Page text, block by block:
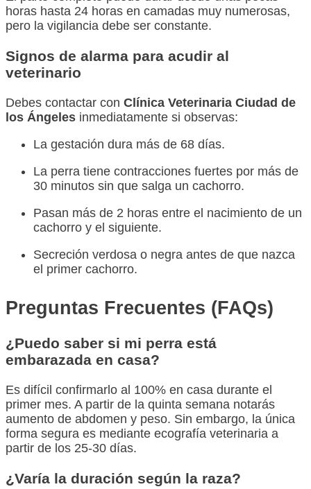
horas hasta 24 horas en camadas muy numerosas,
pero la vigilancia debe ser constante.
Signos de alarma para acudir al
veterinario
Debes contactar con Clínica Veterinaria Ciudad de
los Ángeles inmediatamente si observas:
La gestación dura más de 68 días.
La perra tiene contracciones fuertes por más de
30 minutos sin que salga un cachorro.
Pasan más de 2 horas entre el nacimiento de un
cachorro y el siguiente.
Secreción verdosa o negra antes de que nazca
el primer cachorro.
Preguntas Frecuentes (FAQs)
¿Puedo saber si mi perra está
embarazada en casa?
Es difícil confirmarlo al 100% en casa durante el
primer mes. A partir de la quinta semana notarás
aumento de abdomen y peso. Sin embargo, la única
forma segura es mediante ecografía veterinaria a
partir de los 25-30 días.
¿Varía la duración según la raza?